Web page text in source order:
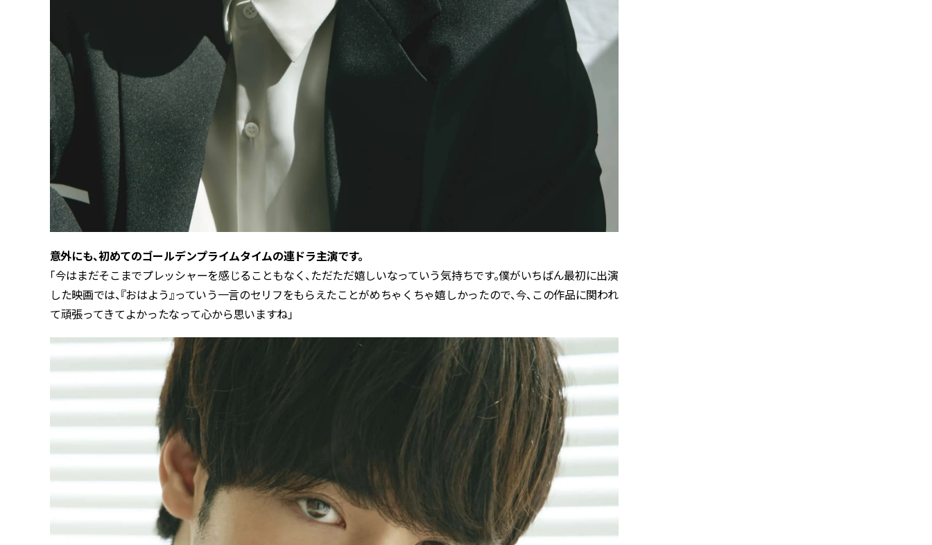
――意外にも、初めてのゴールデンプライムタイムの連ドラ主演です。
「今はまだそこまでプレッシャーを感じることもなく、ただただ嬉しいなっていう気持ちです。僕がいちばん最初に出演
した映画では、『おはよう』っていう一言のセリフをもらえたことがめちゃくちゃ嬉しかったので、今、この作品に関われ
て頑張ってきてよかったなって心から思いますね」